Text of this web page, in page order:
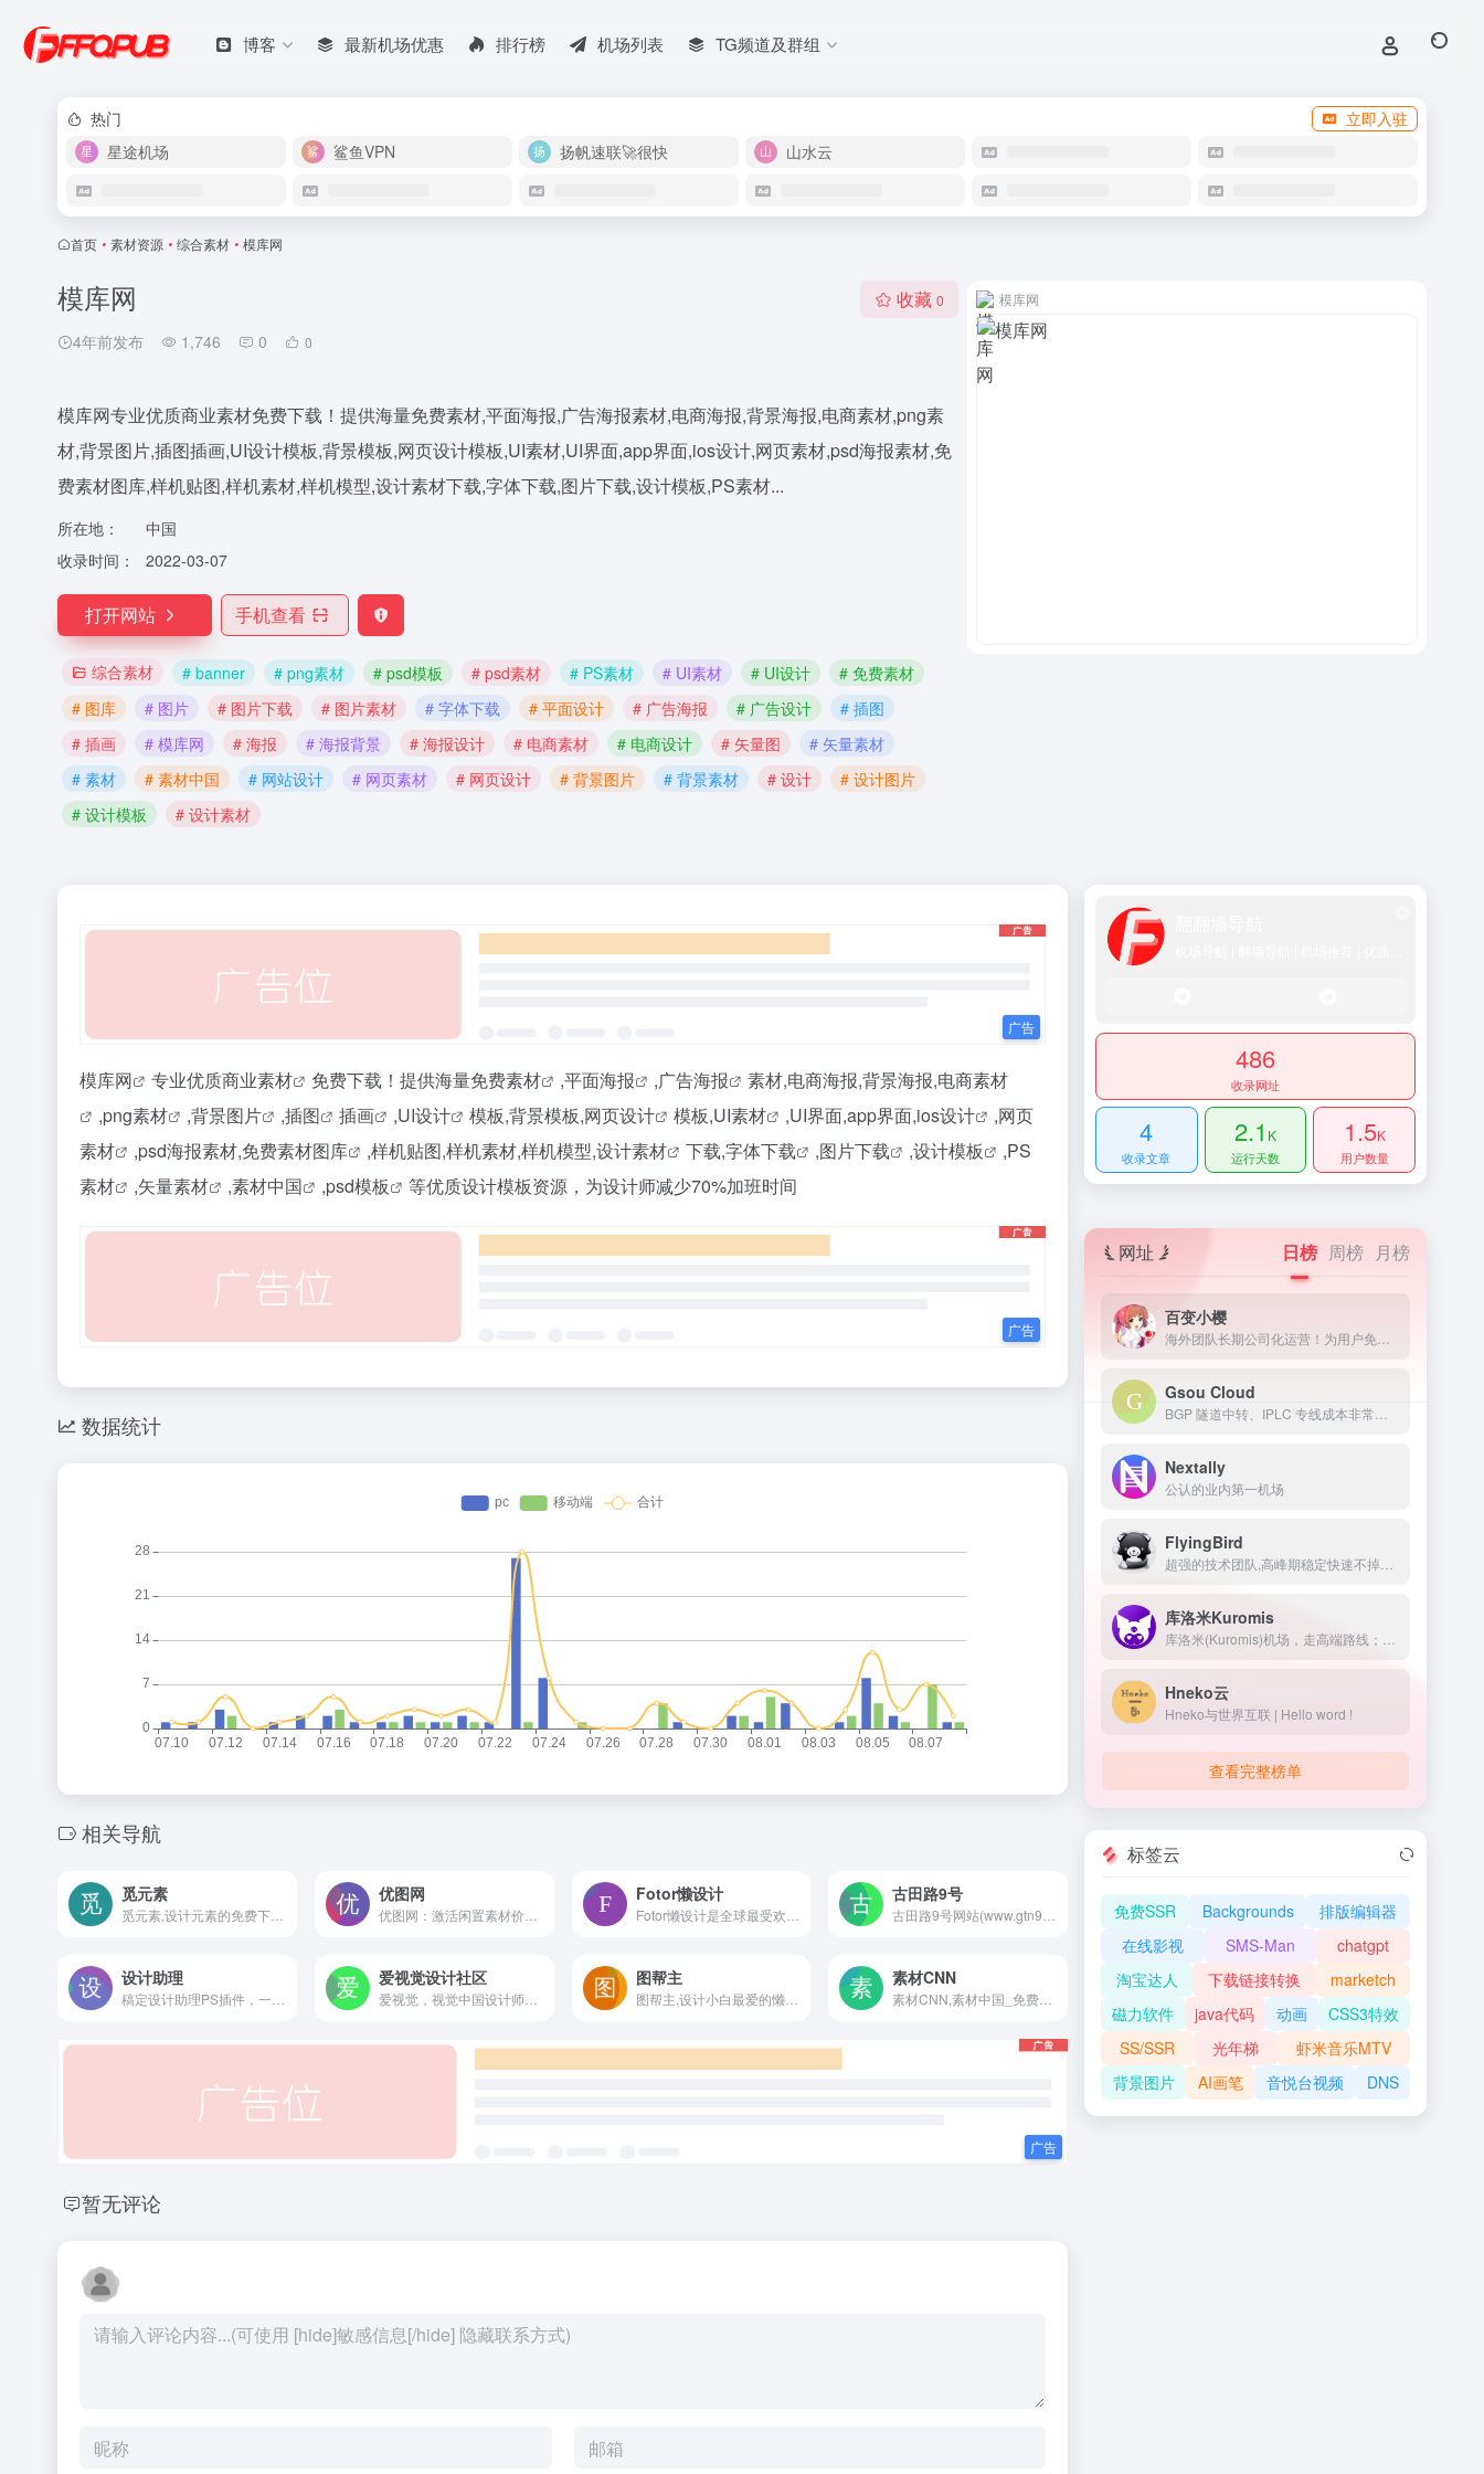
博客 最新机场优惠 排行榜 机场列表 TG频道及群组
热门
立即入驻
星途机场
鲨鱼VPN 扬帆速联🚀很快 山水云
首页 • 素材资源 • 综合素材 • 模库网
模库网
4年前发布 1,746 0 0
收藏 0
模库网专业优质商业素材免费下载！提供海量免费素材,平面海报,广告海报素材,电商海报,背景海报,电商素材,png素
材,背景图片,插图插画,UI设计模板,背景模板,网页设计模板,UI素材,UI界面,app界面,ios设计,网页素材,psd海报素材,免
费素材图库,样机贴图,样机素材,样机模型,设计素材下载,字体下载,图片下载,设计模板,PS素材...
所在地：
中国
收录时间：
2022-03-07
打开网站 手机查看
综合素材 # banner # png素材 # psd模板 # psd素材 # PS素材 # UI素材 # UI设计
# 免费素材
# 图库
# 图片 # 图片下载 # 图片素材 # 字体下载 # 平面设计 # 广告海报 # 广告设计
# 插图
# 插画
# 模库网 # 海报 # 海报背景 # 海报设计 # 电商素材 # 电商设计 # 矢量图
# 矢量素材
# 素材
# 素材中国 # 网站设计 # 网页素材 # 网页设计 # 背景图片 # 背景素材 # 设计
# 设计图片
# 设计模板
# 设计素材
模库网
模库网 专业优质商业素材 免费下载！提供海量免费素材 ,平面海报 ,广告海报 素材,电商海报,背景海报,电商素材
,png素材 ,背景图片 ,插图 插画 ,UI设计 模板,背景模板,网页设计 模板,UI素材 ,UI界面,app界面,ios设计 ,网页
素材
,psd海报素材,免费素材图库 ,样机贴图,样机素材,样机模型,设计素材 下载,字体下载 ,图片下载 ,设计模板 ,PS
素材
,矢量素材 ,素材中国 ,psd模板 等优质设计模板资源，为设计师减少70%加班时间
数据统计
相关导航
觅元素 优图网 Fotor懒设计 古田路9号
设计助理 爱视觉设计社区
爱视觉，视觉中国设计师&amp;插画师交流平台。
图帮主
图帮主,设计小白最爱的懒人设计神器。拖拉拽,秒出图,轻松搞定平面设计,图帮主在线平面设计工具提供五大类50多个场景的海量模板,让创意不再受限于工具。
素材CNN
暂无评论
486
收录网址
4
收录文章
2.1 K
运行天数
1.5K
用户数量
网址 日榜 周榜 月榜
百变小樱
Gsou Cloud
Nextally
公认的业内第一机场
FlyingBird
库洛米Kuromis
Hneko云
Hneko与世界互联 | Hello word !
查看完整榜单
标签云
免费SSR Backgrounds
排版编辑器
在线影视
SMS-Man
chatgpt
淘宝达人
下载链接转换
marketch
磁力软件
java代码 动画
CSS3特效
SS/SSR
光年梯
虾米音乐MTV
背景图片
AI画笔 音悦台视频 DNS